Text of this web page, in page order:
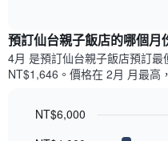
顯
示
過
去
天
預訂仙台親子飯店的哪個月
4月 是預訂仙台親子飯店預訂
NT$1,646。價格在 2月 月最高
NT$6,000